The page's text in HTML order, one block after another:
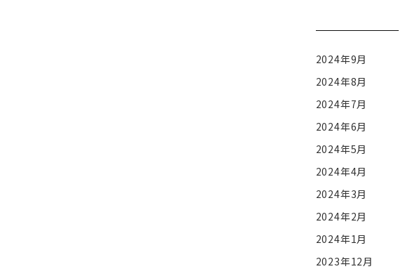
2024年9月
2024年8月
2024年7月
2024年6月
2024年5月
2024年4月
2024年3月
2024年2月
2024年1月
2023年12月